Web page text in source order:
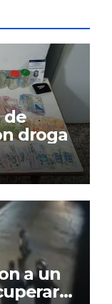
de
droga
a un